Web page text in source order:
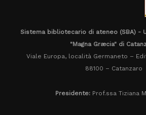
Sistema bibliotecario di ateneo (SBA) -
"Magna Græcia" di
Viale Europa, località Germaneto –
88100 – Catanzaro
Presidente:Prof.ssa Tiziana